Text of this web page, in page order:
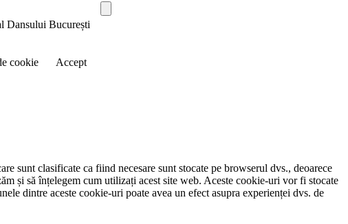
Dansului București
cookie Accept
sunt clasificate ca fiind necesare sunt stocate pe browserul dvs., deoarece
și să înțelegem cum utilizați acest site web. Aceste cookie-uri vor fi stocate
dintre aceste cookie-uri poate avea un efect asupra experienței dvs. de